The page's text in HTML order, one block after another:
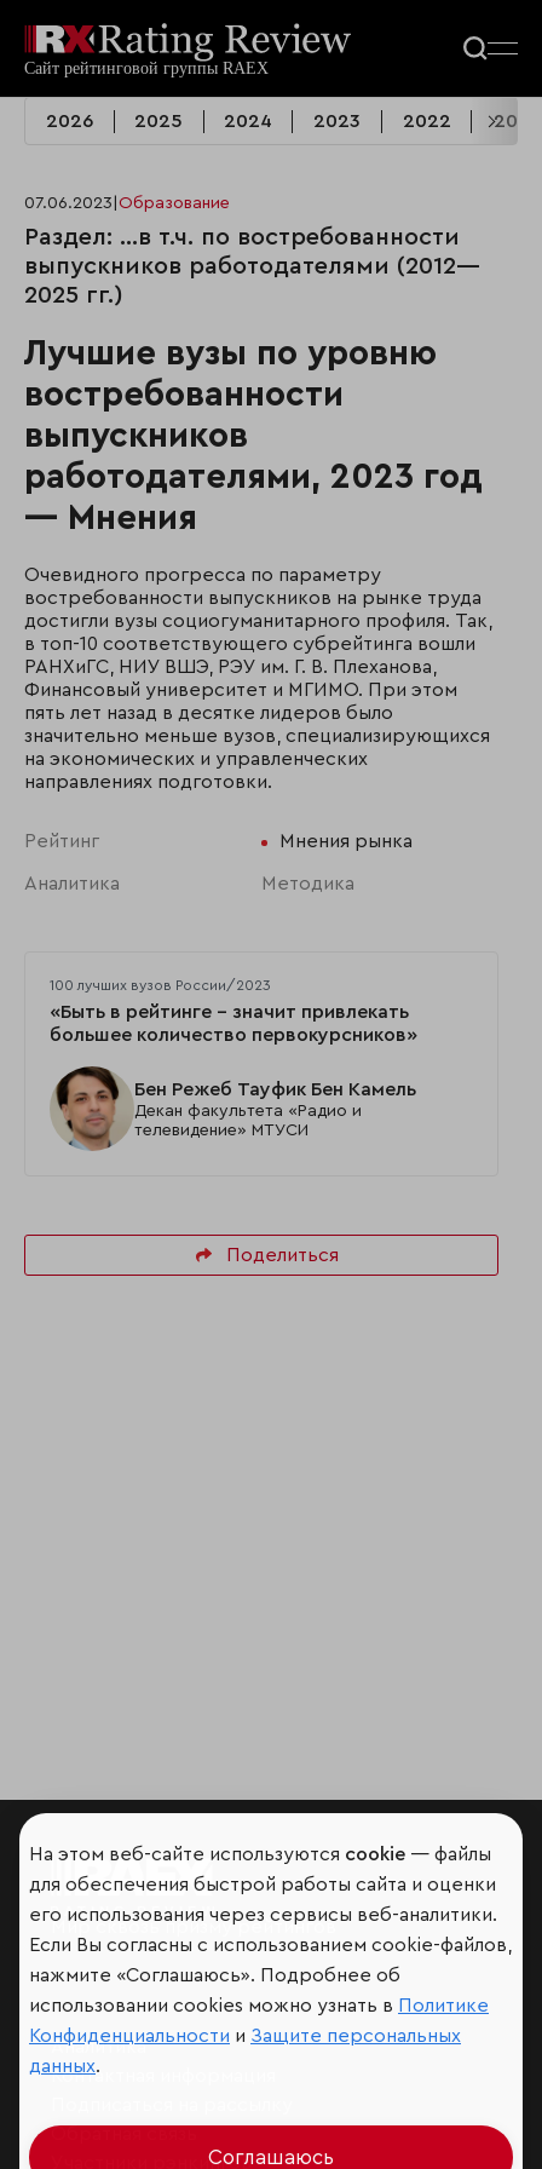
2026 2025 2024 2023 2022 2021
07.06.2023 Образование
Раздел: …в т.ч. по востребованности
выпускников работодателями (2012—
2025 гг.)
Лучшие вузы по уровню
востребованности
выпускников
работодателями, 2023 год
— Мнения
Очевидного прогресса по параметру
востребованности выпускников на рынке труда
достигли вузы социогуманитарного профиля. Так,
в топ-10 соответствующего субрейтинга вошли
РАНХиГС, НИУ ВШЭ, РЭУ им. Г. В. Плеханова,
Финансовый университет и МГИМО. При этом
пять лет назад в десятке лидеров было
значительно меньше вузов, специализирующихся
на экономических и управленческих
направлениях подготовки.
Рейтинг Мнения рынка
Аналитика Методика
100 лучших вузов России/2023
«Быть в рейтинге – значит привлекать
большее количество первокурсников»
Бен Режеб Тауфик Бен Камель
Декан факультета «Радио и
телевидение» МТУСИ
Поделиться
Мир сквозь призму рейтингов
Аналитика
Контактная информация
Обратная связь
Участники рэнкингов
На этом веб-сайте используются cookie — файлы
для обеспечения быстрой работы сайта и оценки
его использования через сервисы веб-аналитики.
Если Вы согласны с использованием cookie-файлов,
нажмите «Соглашаюсь». Подробнее об
использовании cookies можно узнать в Политике
Конфиденциальности и Защите персональных
данных.
Соглашаюсь